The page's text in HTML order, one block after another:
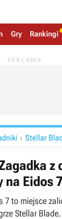
Gry Rankingi
 Stellar
z
na Eidos 7
7 to miejsce
Stellar